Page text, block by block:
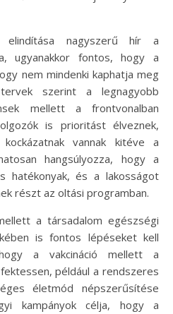
elindítása nagyszerű hír a
ugyanakkor fontos, hogy a
nem mindenki kaphatja meg
szerint a legnagyobb
mellett a frontvonalban
is prioritást élveznek,
vannak kitéve a
hangsúlyozza, hogy a
hatékonyak, és a lakosságot
részt az oltási programban.
a társadalom egészségi
is fontos lépéseket kell
a vakcináció mellett a
például a rendszeres
életmód népszerűsítése
kampányok célja, hogy a